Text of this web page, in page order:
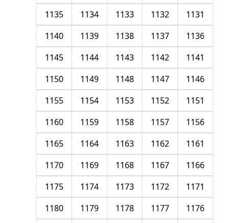
1131
1132
1133
1134
1135
1136
1137
1138
1139
1140
1141
1142
1143
1144
1145
1146
1147
1148
1149
1150
1151
1152
1153
1154
1155
1156
1157
1158
1159
1160
1161
1162
1163
1164
1165
1166
1167
1168
1169
1170
1171
1172
1173
1174
1175
1176
1177
1178
1179
1180